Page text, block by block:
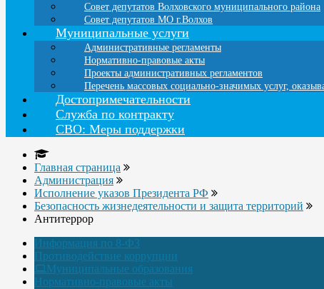
Совет депутатов Волховского муниципального района
Совет депутатов МО г.Волхов
Муниципальные услуги
Административные регламенты
Нормативно-правовые акты
Проекты административных регламентов
Перечень массовых социально-значимых услуг,
Достопримечательности
Служба по контракту
СВО: Меры поддержки
Главная страница
Администрация
Исполнение указов Президента РФ
Безопасность жизнедеятельности и защита территорий
Антитеррор
Информация по 8-ФЗ
Противодействие коррупции
Муниципальные образования
Нормативно-правовые акты